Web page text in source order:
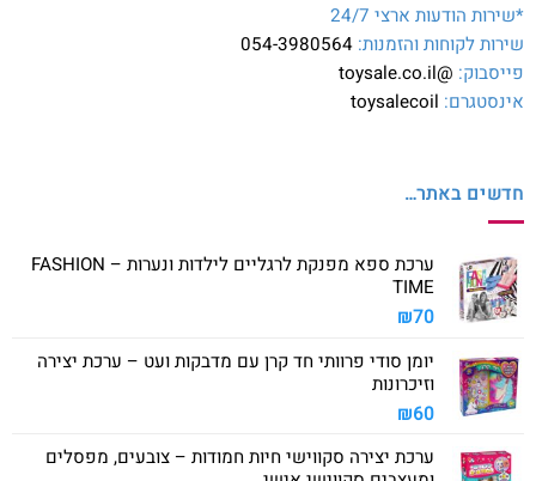
*שירות הודעות ארצי 24/7
שירות לקוחות והזמנות: 054-3980564
פייסבוק: @toysale.co.il
אינסטגרם: toysalecoil
חדשים באתר…
ערכת ספא מפנקת לרגליים לילדות ונערות – FASHION
TIME
₪70
יומן סודי פרוותי חד קרן עם מדבקות ועט – ערכת יצירה
וזיכרונות
₪60
ערכת יצירה סקווישי חיות חמודות – צובעים, מפסלים